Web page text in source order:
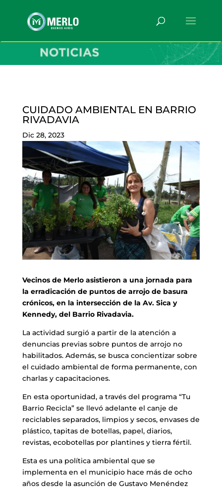
CUIDADO AMBIENTAL EN BARRIO
RIVADAVIA
Dic 28, 2023
Vecinos de Merlo asistieron a una jornada para
la erradicación de puntos de arrojo de basura
crónicos, en la intersección de la Av. Sica y
Kennedy, del Barrio Rivadavia.
La actividad surgió a partir de la atención a
denuncias previas sobre puntos de arrojo no
habilitados. Además, se busca concientizar sobre
el cuidado ambiental de forma permanente, con
charlas y capacitaciones.
En esta oportunidad, a través del programa “Tu
Barrio Recicla” se llevó adelante el canje de
reciclables separados, limpios y secos, envases de
plástico, tapitas de botellas, papel, diarios,
revistas, ecobotellas por plantines y tierra fértil.
Esta es una política ambiental que se
implementa en el municipio hace más de ocho
años desde la asunción de Gustavo Menéndez